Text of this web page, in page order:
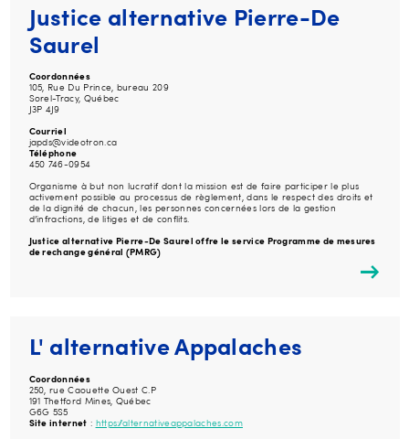
Justice alternative Pierre-De
Saurel
Coordonnées
105, Rue Du Prince, bureau 209
Sorel-Tracy, Québec
J3P 4J9
Courriel
japds@videotron.ca
Téléphone
450 746-0954
Organisme à but non lucratif dont la mission est de faire participer le plus
activement possible au processus de règlement, dans le respect des droits et
de la dignité de chacun, les personnes concernées lors de la gestion
d’infractions, de litiges et de conflits.
Justice alternative Pierre-De Saurel offre le service Programme de mesures
de rechange général (PMRG)
L' alternative Appalaches
Coordonnées
250, rue Caouette Ouest C.P
191 Thetford Mines, Québec
G6G 5S5
Site internet : https://alternativeappalaches.com